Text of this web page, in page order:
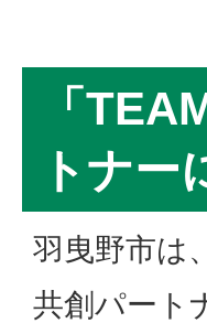
「
トナ
羽曳野市は
共創パート